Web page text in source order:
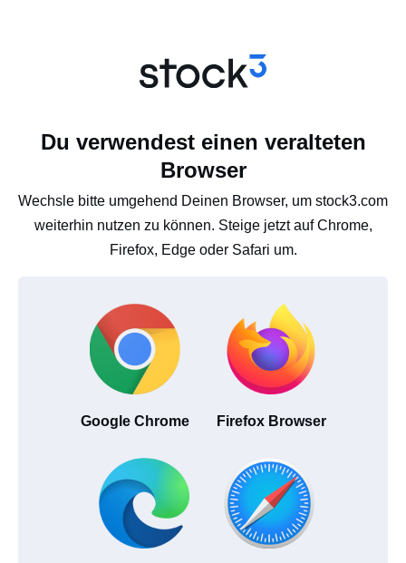
Du verwendest einen veralteten
Browser
Wechsle bitte umgehend Deinen Browser, um stock3.com
weiterhin nutzen zu können. Steige jetzt auf Chrome,
Firefox, Edge oder Safari um.
Google Chrome Firefox Browser